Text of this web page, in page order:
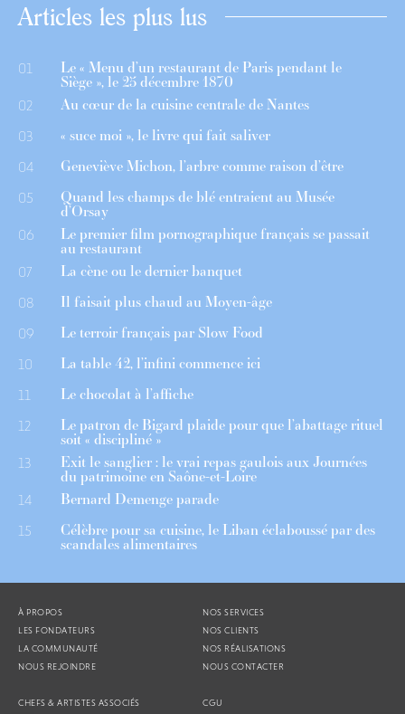
Articles les plus lus
01 Le « Menu d’un restaurant de Paris pendant le
Siège », le 25 décembre 1870
02 Au cœur de la cuisine centrale de Nantes
03 « suce moi », le livre qui fait saliver
04 Geneviève Michon, l’arbre comme raison d’être
05 Quand les champs de blé entraient au Musée
d’Orsay
06 Le premier film pornographique français se passait
au restaurant
07 La cène ou le dernier banquet
08 Il faisait plus chaud au Moyen-âge
09 Le terroir français par Slow Food
10 La table 42, l’infini commence ici
11 Le chocolat à l’affiche
12 Le patron de Bigard plaide pour que l’abattage rituel
soit « discipliné »
13 Exit le sanglier : le vrai repas gaulois aux Journées
du patrimoine en Saône-et-Loire
14 Bernard Demenge parade
15 Célèbre pour sa cuisine, le Liban éclaboussé par des
scandales alimentaires
À PROPOS
LES FONDATEURS
LA COMMUNAUTÉ
NOUS REJOINDRE
NOS SERVICES
NOS CLIENTS
NOS RÉALISATIONS
NOUS CONTACTER
CHEFS & ARTISTES ASSOCIÉS CGU